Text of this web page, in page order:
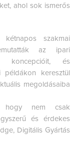
ahol sok ismerős
szakmai
az ipari
koncepcióit, és
példákon keresztül
megoldásaiba
hogy nem csak
és érdekes
Digitális Gyártás